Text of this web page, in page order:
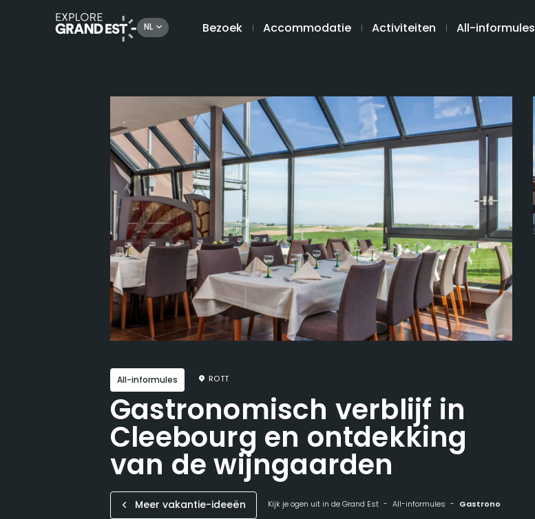
NL Bezoek Accommodatie Activiteiten All-informules
All-informules ROTT
Gastronomisch verblijf in
Cleebourg en ontdekking
van de wijngaarden
Meer vakantie-ideeën Kijk je ogen uit in de Grand Est All-informules Gastronomisch verblijf in Cleebourg en ontdekking van de wijngaarden